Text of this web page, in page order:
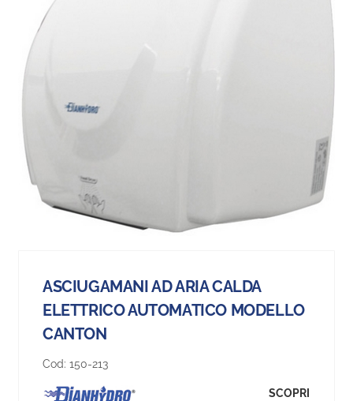
ASCIUGAMANI AD ARIA CALDA
ELETTRICO AUTOMATICO MODELLO
CANTON
Cod: 150-213
SCOPRI